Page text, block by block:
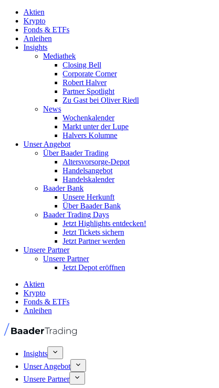
Aktien
Krypto
Fonds & ETFs
Anleihen
Insights
Mediathek
Closing Bell
Corporate Corner
Robert Halver
Partner Spotlight
Zu Gast bei Oliver Riedl
News
Wochenkalender
Markt unter der Lupe
Halvers Kolumne
Unser Angebot
Über Baader Trading
Altersvorsorge-Depot
Handelsangebot
Handelskalender
Baader Bank
Unsere Herkunft
Über Baader Bank
Baader Trading Days
Jetzt Highlights entdecken!
Jetzt Tickets sichern
Jetzt Partner werden
Unsere Partner
Unsere Partner
Jetzt Depot eröffnen
Aktien
Krypto
Fonds & ETFs
Anleihen
Insights
Unser Angebot
Unsere Partner